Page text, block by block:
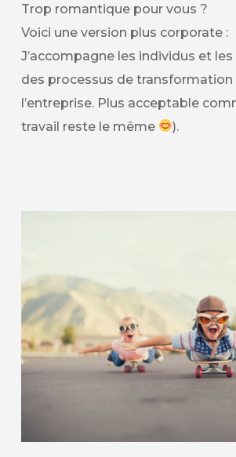
Trop romantique pour vous ?
Voici une version plus corporate :
J’accompagne les individus et
des processus de transformation
l’entreprise. Plus acceptable
travail reste le même
).